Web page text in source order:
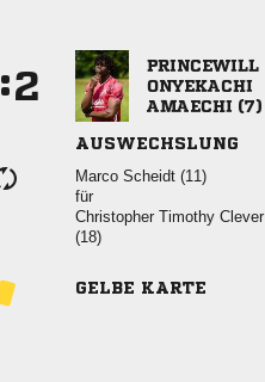
:


 
AUSWECHSLUNG
  
für
  

GELBE KARTE